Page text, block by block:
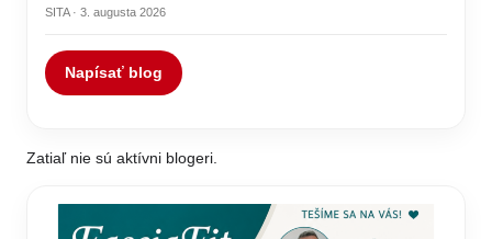
SITA · 3. augusta 2026
Napísať blog
Zatiaľ nie sú aktívni blogeri.